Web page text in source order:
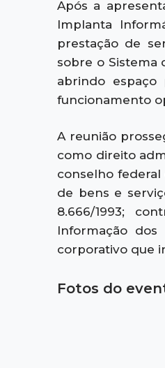
Após a
Implanta
prestação de
sobre o Sistema
abrindo
funcionamento
A reunião
como direito
conselho federal
de bens e
8.666/1993;
Informação dos
corporativo que
Fotos do